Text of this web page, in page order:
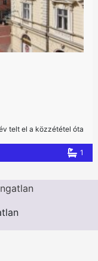
telt el a közzététel óta
1